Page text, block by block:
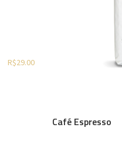
R$29.00
Café Espresso